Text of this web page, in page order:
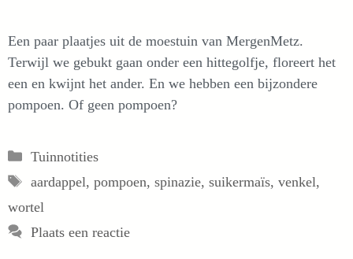
Een paar plaatjes uit de moestuin van MergenMetz.
Terwijl we gebukt gaan onder een hittegolfje, floreert het
een en kwijnt het ander. En we hebben een bijzondere
pompoen. Of geen pompoen?
Categorieën
Tuinnotities
Tags
aardappel, pompoen, spinazie, suikermaïs, venkel,
wortel
Plaats een reactie